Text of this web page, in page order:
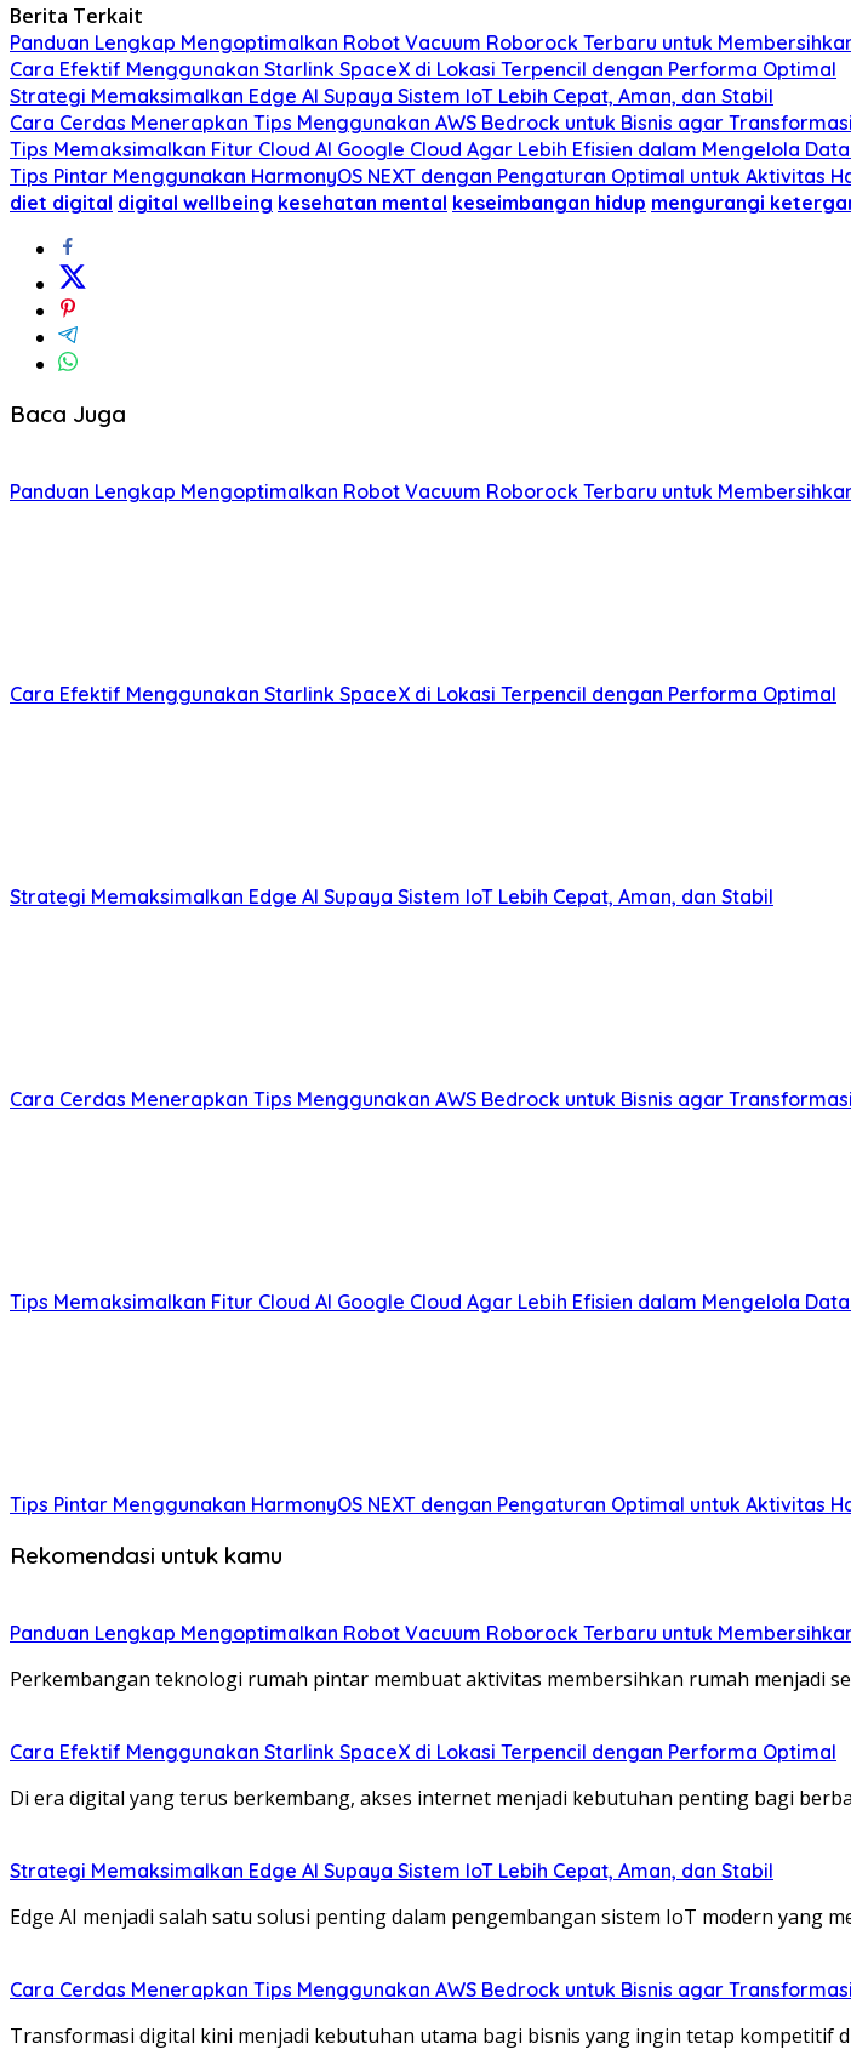
Berita Terkait
Panduan Lengkap Mengoptimalkan Robot Vacuum Roborock Terbaru untuk
Cara Efektif Menggunakan Starlink SpaceX di Lokasi Terpencil dengan Performa Optimal
Strategi Memaksimalkan Edge AI Supaya Sistem IoT Lebih Cepat, Aman, dan Stabil
Cara Cerdas Menerapkan Tips Menggunakan AWS Bedrock untuk Bisnis agar
Tips Memaksimalkan Fitur Cloud AI Google Cloud Agar Lebih Efisien dalam Mengelola
Tips Pintar Menggunakan HarmonyOS NEXT dengan Pengaturan Optimal untuk Aktivitas
diet digital digital wellbeing kesehatan mental keseimbangan hidup mengurangi
Baca Juga
Panduan Lengkap Mengoptimalkan Robot Vacuum Roborock Terbaru untuk
Cara Efektif Menggunakan Starlink SpaceX di Lokasi Terpencil dengan Performa Optimal
Strategi Memaksimalkan Edge AI Supaya Sistem IoT Lebih Cepat, Aman, dan Stabil
Cara Cerdas Menerapkan Tips Menggunakan AWS Bedrock untuk Bisnis agar
Tips Memaksimalkan Fitur Cloud AI Google Cloud Agar Lebih Efisien dalam Mengelola
Tips Pintar Menggunakan HarmonyOS NEXT dengan Pengaturan Optimal untuk Aktivitas
Rekomendasi untuk kamu
Panduan Lengkap Mengoptimalkan Robot Vacuum Roborock Terbaru untuk
Perkembangan teknologi rumah pintar membuat aktivitas membersihkan rumah menjadi
Cara Efektif Menggunakan Starlink SpaceX di Lokasi Terpencil dengan Performa Optimal
Di era digital yang terus berkembang, akses internet menjadi kebutuhan penting bagi
Strategi Memaksimalkan Edge AI Supaya Sistem IoT Lebih Cepat, Aman, dan Stabil
Edge AI menjadi salah satu solusi penting dalam pengembangan sistem IoT modern yang
Cara Cerdas Menerapkan Tips Menggunakan AWS Bedrock untuk Bisnis agar
Transformasi digital kini menjadi kebutuhan utama bagi bisnis yang ingin tetap kompetitif